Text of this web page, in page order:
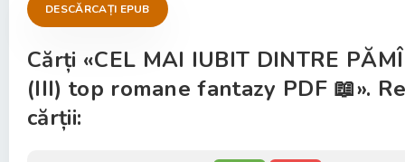
DESCĂRCAȚI EPUB
Cărți «CEL MAI IUBIT DINTRE
(III) top romane fantazy PDF 📖».
cărții: